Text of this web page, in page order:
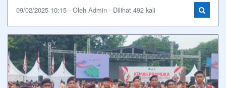
09/02/2025 10:15 - Oleh Admin - Dilihat 492 kali